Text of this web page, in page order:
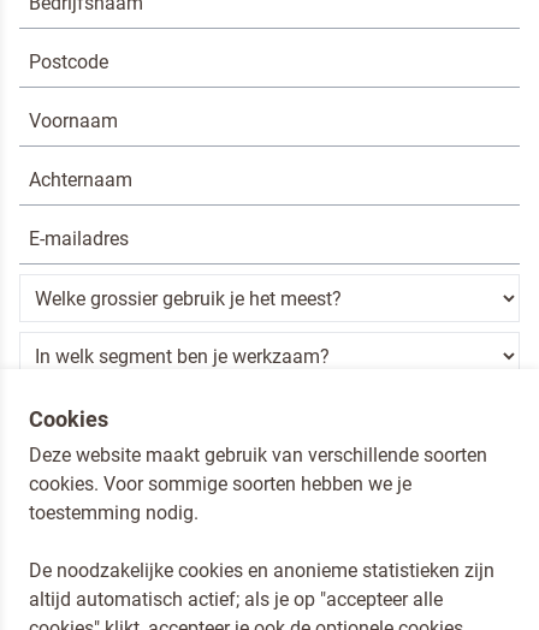
Ik ben een horeca professional
Door op versturen te klikken, ga je akkoord metonze voorwaarden.
Dr. Oetker Nederland
Cookies
Deze website maakt gebruik van verschillende soorten
cookies. Voor sommige soorten hebben we je
toestemming nodig.
De noodzakelijke cookies en anonieme statistieken zijn
altijd automatisch actief; als je op "accepteer alle